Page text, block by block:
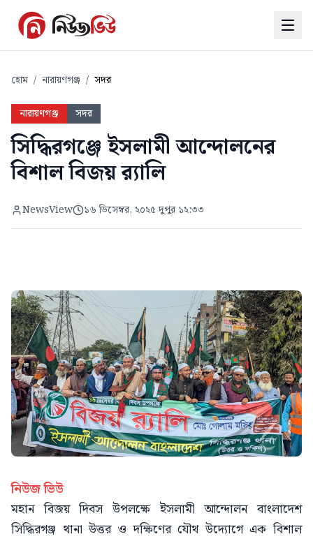
হোম / নারায়ণগঞ্জ / সদর
নারায়ণগঞ্জ সদর
সিদ্ধিরগঞ্জে ইসলামী আন্দোলনের
বিশাল বিজয় র‌্যালি
NewsView ১৬ ডিসেম্বর, ২০২৫ দুপুর ১২:৩৩
নিউজ ভিউ
মহান বিজয় দিবস উপলক্ষে ইসলামী আন্দোলন বাংলাদেশ
সিদ্ধিরগঞ্জ থানা উত্তর ও দক্ষিণের যৌথ উদ্যোগে এক বিশাল